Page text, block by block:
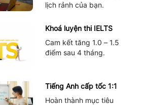
lịch rảnh của bạn.
Khoá luyện thi IELTS
Cam kết tăng 1.0 – 1.5
điểm sau 4 tháng.
Tiếng Anh cấp tốc 1:1
Hoàn thành mục tiêu